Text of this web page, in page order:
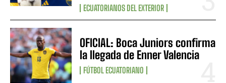
ECUATORIANOS DEL EXTERIOR
OFICIAL: Boca Juniors confirma
la llegada de Enner Valencia
FÚTBOL ECUATORIANO